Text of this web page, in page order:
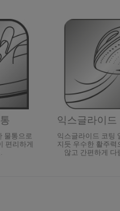
물통으로
편리하게
익스글라이드
익스글라이드 코팅
지듯 우수한 활주력
않고 간편하게 다